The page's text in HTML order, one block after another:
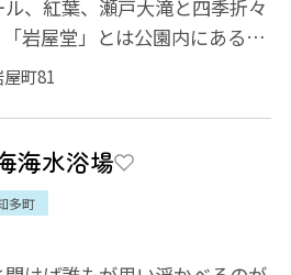
、紅葉、瀬戸大滝と四季折々
岩屋堂」とは公園内にある名
の祠のことで、東海...
町81
海水浴場
多町